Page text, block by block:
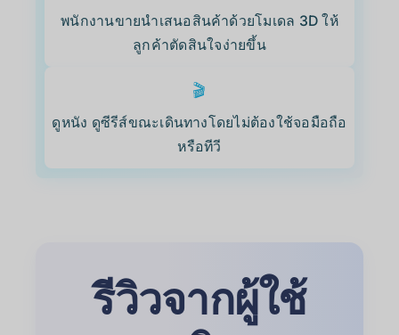
พนักงานขายนำเสนอสินค้าด้วยโมเดล 3D ให้
ลูกค้าตัดสินใจง่ายขึ้น
🎬
ดูหนัง ดูซีรีส์ขณะเดินทางโดยไม่ต้องใช้จอมือถือ
หรือทีวี
รีวิวจากผู้ใช้